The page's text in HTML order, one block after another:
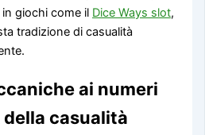
giochi come il Dice Ways slot,
tradizione di casualità
ai numeri
della casualità